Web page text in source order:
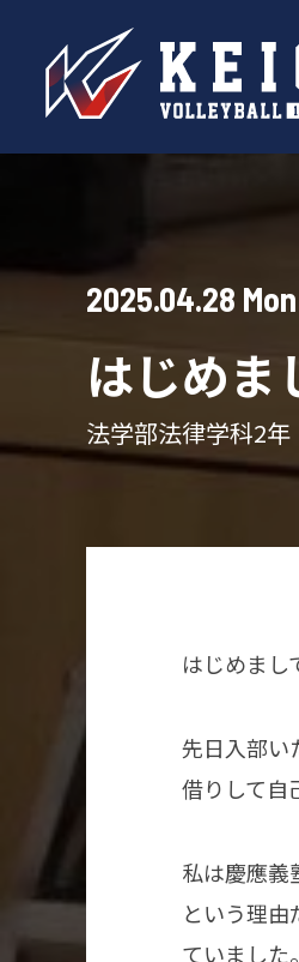
2025.04.28 Mon
はじめま
法学部法律学科2
はじめまし
先日入部い
借りして自
私は慶應義
という理
ていました。